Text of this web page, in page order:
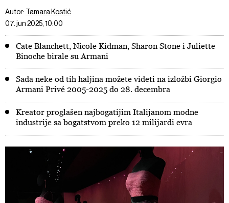
Autor: Tamara Kostić
07. jun 2025, 10:00
Cate Blanchett, Nicole Kidman, Sharon Stone i Juliette
Binoche birale su Armani
Sada neke od tih haljina možete videti na izložbi Giorgio
Armani Privé 2005-2025 do 28. decembra
Kreator proglašen najbogatijim Italijanom modne
industrije sa bogatstvom preko 12 milijardi evra